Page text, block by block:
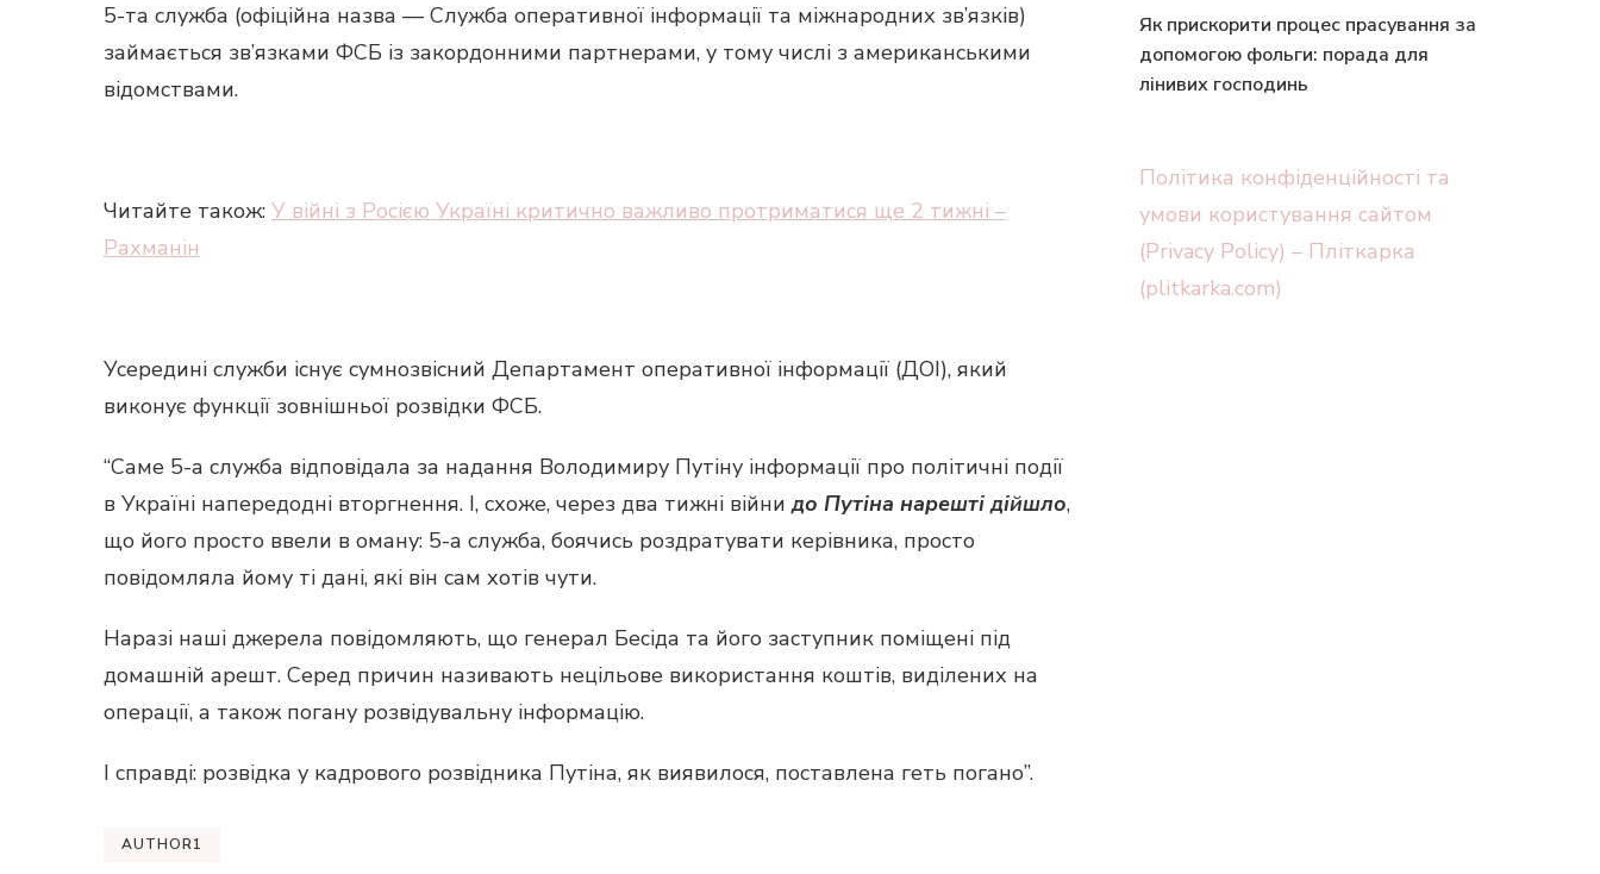
5-та служба (офіційна назва — Служба оперативної інформації та міжнародних зв’язків)
займається зв’язками ФСБ із закордонними партнерами, у тому числі з американськими
відомствами.
Читайте також: У війні з Росією Україні критично важливо протриматися ще 2 тижні –
Рахманін
Усередині служби існує сумнозвісний Департамент оперативної інформації (ДОІ), який
виконує функції зовнішньої розвідки ФСБ.
“Саме 5-а служба відповідала за надання Володимиру Путіну інформації про політичні події
в Україні напередодні вторгнення. І, схоже, через два тижні війнидо Путіна нарешті дійшло,
що його просто ввели в оману: 5-а служба, боячись роздратувати керівника, просто
повідомляла йому ті дані, які він сам хотів чути.
Наразі наші джерела повідомляють, що генерал Бесіда та його заступник поміщені під
домашній арешт. Серед причин називають нецільове використання коштів, виділених на
операції, а також погану розвідувальну інформацію.
І справді: розвідка у кадрового розвідника Путіна, як виявилося, поставлена ​​геть погано”.
AUTHOR1
Як прискорити процес прасування за
допомогою фольги: порада для
лінивих господинь
Політика конфіденційності та
умови користування сайтом
(Privacy Policy) – Пліткарка
(plitkarka.com)